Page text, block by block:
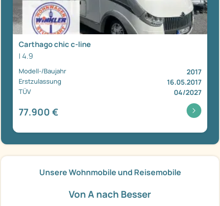
Carthago chic c-line
I 4.9
Modell-/Baujahr 2017
Erstzulassung 16.05.2017
TÜV 04/2027
77.900 €
Unsere Wohnmobile und Reisemobile
Von A nach Besser